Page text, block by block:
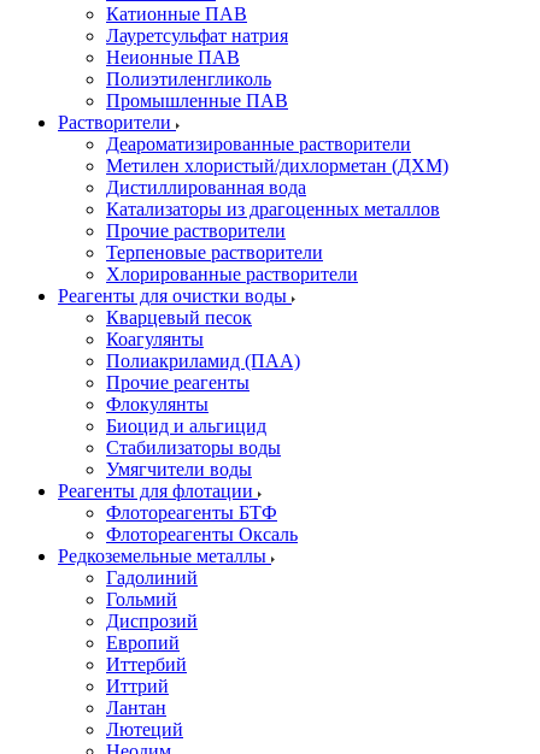
Катионные ПАВ
Лауретсульфат натрия
Неионные ПАВ
Полиэтиленгликоль
Промышленные ПАВ
Растворители
Деароматизированные растворители
Метилен хлористый/дихлорметан (ДХМ)
Дистиллированная вода
Катализаторы из драгоценных металлов
Прочие растворители
Терпеновые растворители
Хлорированные растворители
Реагенты для очистки воды
Кварцевый песок
Коагулянты
Полиакриламид (ПАА)
Прочие реагенты
Флокулянты
Биоцид и альгицид
Стабилизаторы воды
Умягчители воды
Реагенты для флотации
Флотореагенты БТФ
Флотореагенты Оксаль
Редкоземельные металлы
Гадолиний
Гольмий
Диспрозий
Европий
Иттербий
Иттрий
Лантан
Лютеций